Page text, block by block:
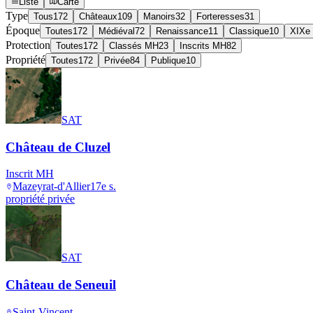
Type Tous172 Châteaux109 Manoirs32 Forteresses31
Époque Toutes172 Médiéval 72 Renaissance11 Classique10 XIXe
Protection Toutes172 Classés MH23 Inscrits MH82
Propriété Toutes172 Privée84 Publique10
SAT
Château de Cluzel
Inscrit MH
Mazeyrat-d'Allier17e s.
propriété privée
SAT
Château de Seneuil